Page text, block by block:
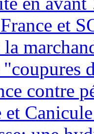
et
la
contre
et